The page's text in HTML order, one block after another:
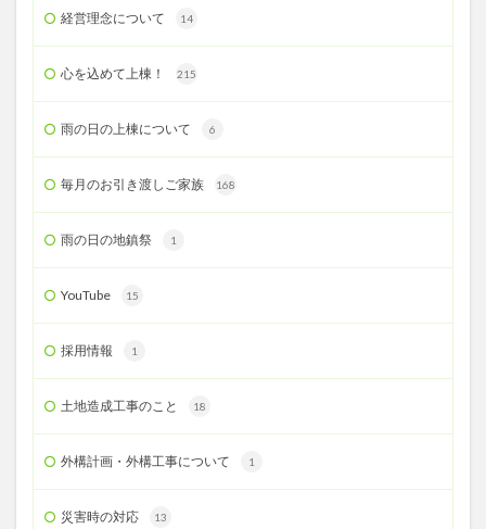
経営理念について 14
心を込めて上棟！ 215
雨の日の上棟について 6
毎月のお引き渡しご家族 168
雨の日の地鎮祭 1
YouTube 15
採用情報 1
土地造成工事のこと 18
外構計画・外構工事について 1
災害時の対応 13